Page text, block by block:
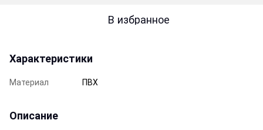
В избранное
Характеристики
Материал ПВХ
Описание